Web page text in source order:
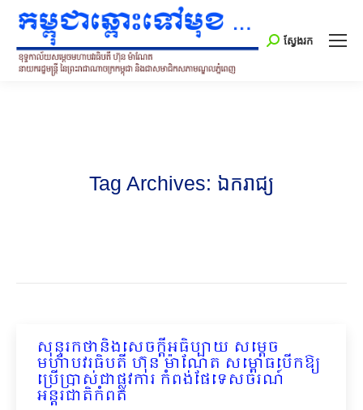
Search:
ស្វែងរក
Tag Archives: ឯករាជ្យ
សុន្ទរកថានិងសេចក្ដីអធិប្បាយ សម្ដេច
មហាបវរធិបតី ហ៊ុន ម៉ាណែត សម្ពោធបើកឱ្យ
ប្រើប្រាស់ជាផ្លូវការ កំពង់ផែទេសចរណ៍
អន្តរជាតិកំពត